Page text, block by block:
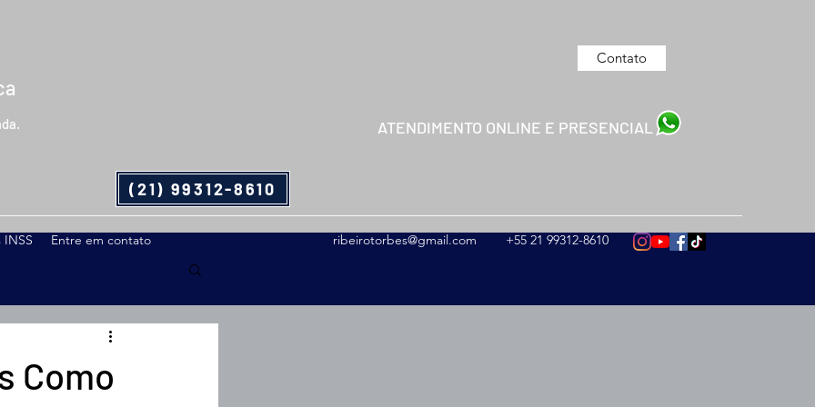
Contato
ATENDIMENTO ONLINE E PRESENCIAL
INSS Entre em contato ribeirotorbes@gmail.com +55 21 99312-8610
(21) 99312-8610
Como